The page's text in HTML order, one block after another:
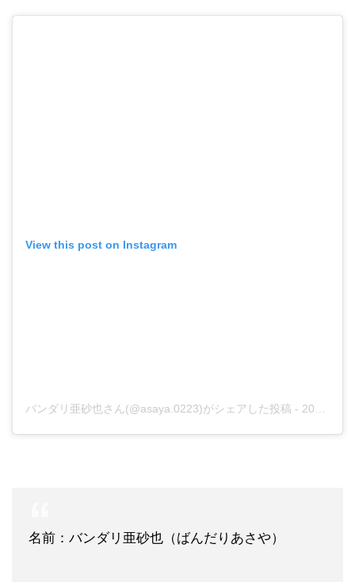
View this post on Instagram
バンダリ亜砂也さん(@asaya.0223)がシェアした投稿 - 2019年 3月月5日午前5時25分PST
名前：バンダリ亜砂也（ばんだりあさや）